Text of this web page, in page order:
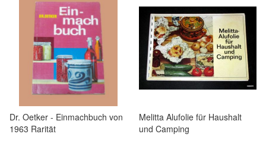
Dr. Oetker - Einmachbuch von
1963 Rarität
Melitta Alufolie für Haushalt
und Camping